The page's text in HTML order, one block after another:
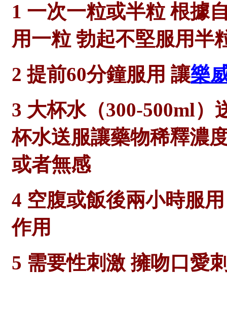
1 一次一粒或半粒 根據
用一粒 勃起不堅服用半
2 提前60分鐘服用 讓樂
3 大杯水（300-500ml）
杯水送服讓藥物稀釋濃
或者無感
4 空腹或飯後兩小時服
作用
5 需要性刺激 擁吻口愛